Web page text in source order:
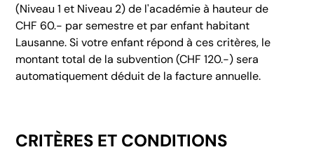
(Niveau 1 et Niveau 2) de l'académie à hauteur de
CHF 60.- par semestre et par enfant habitant
Lausanne. Si votre enfant répond à ces critères, le
montant total de la subvention (CHF 120.-) sera
automatiquement déduit de la facture annuelle.
CRITÈRES ET CONDITIONS